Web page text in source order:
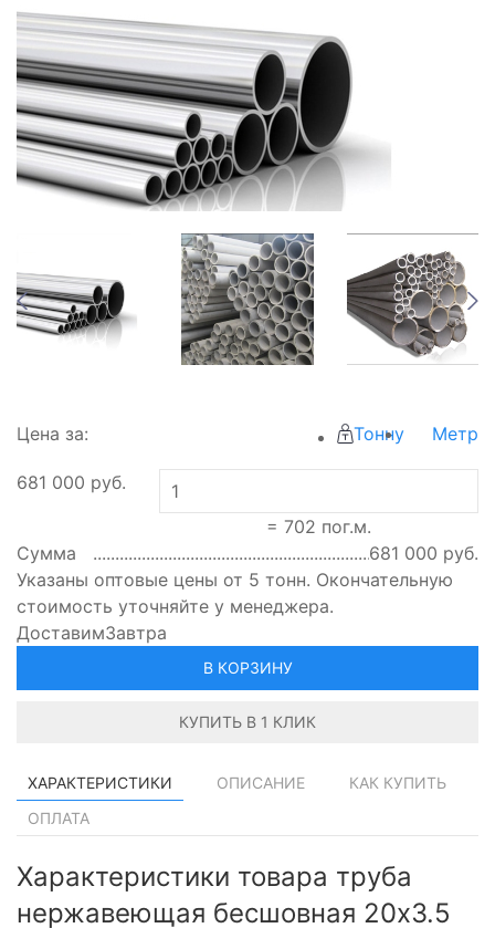
Цена за: Тонну Метр
681 000 руб.
= 702 пог.м.
Сумма
681 000 руб.
Указаны оптовые цены от 5 тонн. Окончательную
стоимость уточняйте у менеджера.
ДоставимЗавтра
В КОРЗИНУ
КУПИТЬ В 1 КЛИК
ХАРАКТЕРИСТИКИ ОПИСАНИЕ
КАК КУПИТЬ
ОПЛАТА
Характеристики товара труба
нержавеющая бесшовная 20х3.5